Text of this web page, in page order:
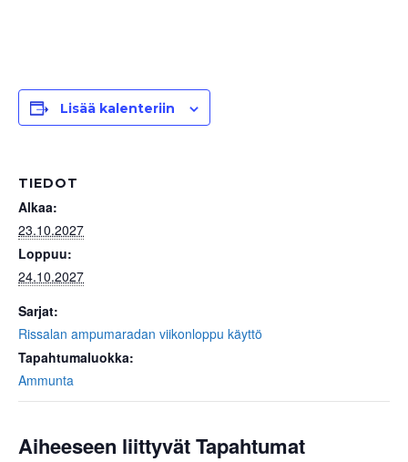
Lisää kalenteriin
TIEDOT
Alkaa:
23.10.2027
Loppuu:
24.10.2027
Sarjat:
Rissalan ampumaradan viikonloppu käyttö
Tapahtumaluokka:
Ammunta
Aiheeseen liittyvät Tapahtumat